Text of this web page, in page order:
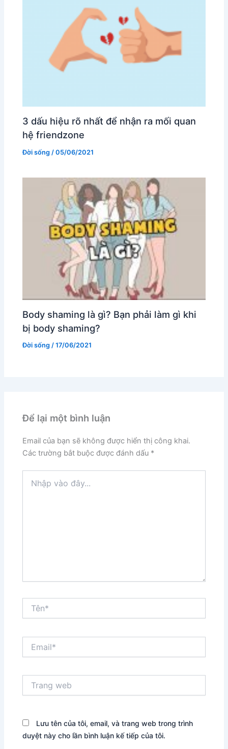
3 dấu hiệu rõ nhất để nhận ra mối quan
hệ friendzone
Đời sống /05/06/2021
Body shaming là gì? Bạn phải làm gì khi
bị body shaming?
Đời sống /17/06/2021
Để lại một bình luận
Email của bạn sẽ không được hiển thị công khai.
Các trường bắt buộc được đánh dấu *
vào
web
Lưu tên của tôi, email, và trang web trong trình
duyệt này cho lần bình luận kế tiếp của tôi.